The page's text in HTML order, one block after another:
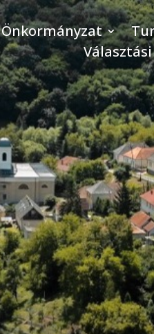
Önkormányzat